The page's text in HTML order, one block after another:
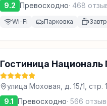
9.2 Превосходно· 468
Wi-Fi Парковка
Гостиница Националь
улица Моховая, д. 15/1, стр.
9.1 Превосходно· 566